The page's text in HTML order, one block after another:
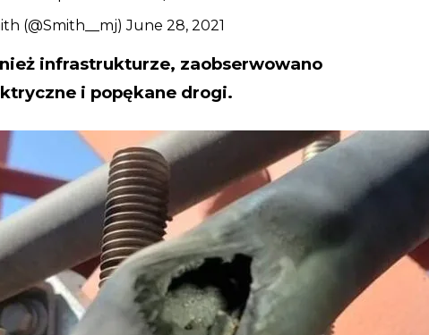
(@Smith__mj)June 28, 2021
infrastrukturze, zaobserwowano
i popękane drogi.